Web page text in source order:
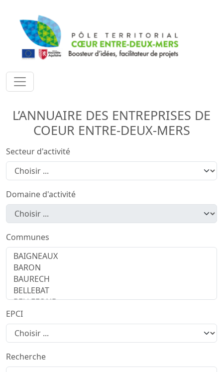
L’ANNUAIRE DES ENTREPRISES DE
COEUR ENTRE-DEUX-MERS
Secteur d'activité
Domaine d'activité
Communes
EPCI
Recherche